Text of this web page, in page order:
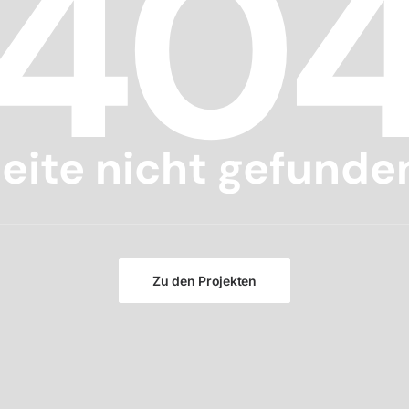
nicht
Zu den Projekten